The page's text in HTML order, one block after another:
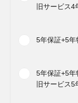
旧サービス4
5年保証+5年
5年保証+5年
旧サービス5